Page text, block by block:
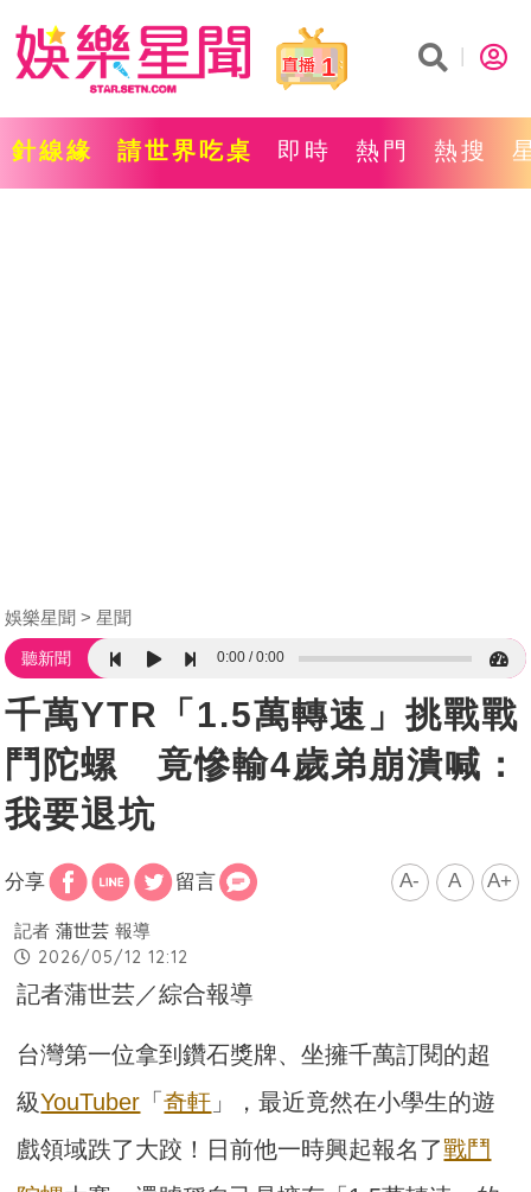
1
針線緣 請世界吃桌 即時 熱門 熱搜
娛樂星聞 星聞
聽新聞 0:00 0:00
千萬YTR「1.5萬轉速」挑戰戰
鬥陀螺 竟慘輸4歲弟崩潰喊：
我要退坑
分享 留言 A- A A+
記者 蒲世芸 報導
2026/05/12 12:12
記者蒲世芸／綜合報導
台灣第一位拿到鑽石獎牌、坐擁千萬訂閱的超
級YouTuber 「奇軒 」，最近竟然在小學生的遊
戲領域跌了大跤！日前他一時興起報名了戰鬥